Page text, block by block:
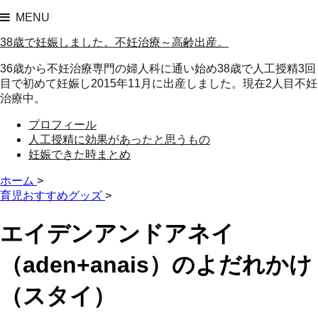
MENU
38歳で妊娠しました。不妊治療～高齢出産。
36歳から不妊治療専門の婦人科に通い始め38歳で人工授精3回
目で初めて妊娠し2015年11月に出産しました。現在2人目不妊
治療中。
プロフィール
人工授精に効果があったと思うもの
妊娠できた時まとめ
ホーム >
育児おすすめグッズ >
エイデンアンドアネイ
（aden+anais）のよだれかけ
（スタイ）